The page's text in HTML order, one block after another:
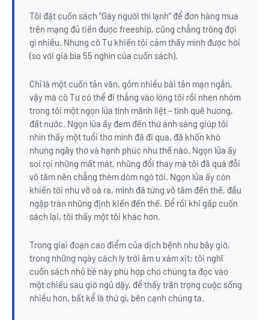
Tôi đặt cuốn sách “Gáy người thì lạnh” để đơn hàng mua
trên mạng đủ tiền được freeship, cũng chẳng trông đợi
gì nhiều. Nhưng cô Tư khiến tôi cảm thấy mình được hời
(so với giá bìa 55 nghìn của cuốn sách).
Chỉ là một cuốn tản văn, gồm nhiều bài tản mạn ngắn,
vậy mà cô Tư có thể đi thẳng vào lòng tôi rồi nhen nhóm
trong tôi một ngọn lửa tình mãnh liệt – tình quê hương,
đất nước. Ngọn lửa ấy đem đến thứ ánh sáng giúp tôi
nhìn thấy một tuổi thơ mình đã đi qua, đã khốn khó
nhưng ngây thơ và hạnh phúc như thế nào. Ngọn lửa ấy
soi rọi những mất mát, những đổi thay mà tôi đã quá đỗi
vô tâm nên chẳng thèm dòm ngó tới. Ngọn lửa ấy còn
khiến tôi như vỡ oà ra, mình đã từng vô tâm đến thế, đầu
ngập tràn những định kiến đến thế. Để rồi khi gấp cuốn
sách lại, tôi thấy một tôi khác hơn.
Trong giai đoạn cao điểm của dịch bệnh như bây giờ,
trong những ngày cách ly trời âm u xám xịt; tôi nghĩ
cuốn sách nhỏ bé này phù hợp cho chúng ta đọc vào
một chiều sau giờ ngủ dậy, để thấy trân trọng cuộc sống
nhiều hơn, bất kể là thứ gì, bên cạnh chúng ta.